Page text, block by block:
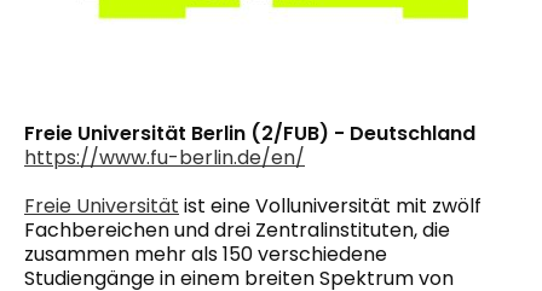
Freie Universität Berlin (2/FUB) - Deutschland
https://www.fu-berlin.de/en/
Freie Universität ist eine Volluniversität mit zwölf
Fachbereichen und drei Zentralinstituten, die
zusammen mehr als 150 verschiedene
Studiengänge in einem breiten Spektrum von